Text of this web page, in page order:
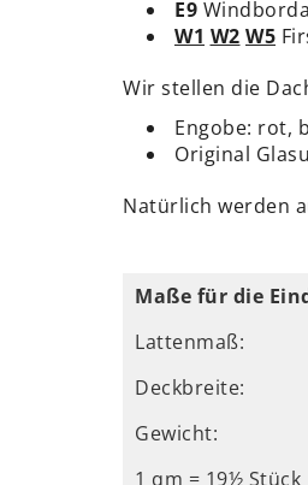
E9
W1 W2 W5
Wir stellen die
Engobe: rot,
Original
Natürlich werden
Maße für die
Lattenmaß:
Deckbreite:
Gewicht:
1 qm = 19½ Stück